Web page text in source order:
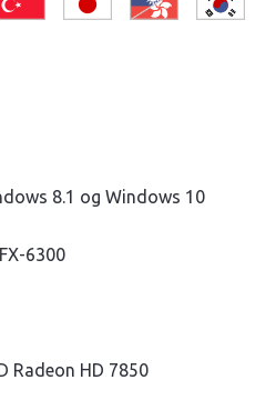
8.1 og Windows 10
6300
Radeon HD 7850